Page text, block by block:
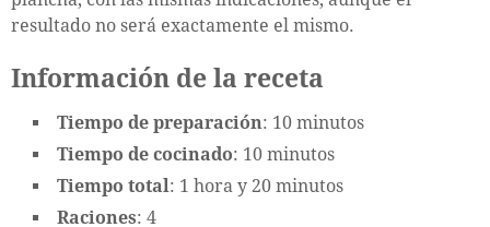
resultado no será exactamente el mismo.
Información de la receta
Tiempo de preparación: 10 minutos
Tiempo de cocinado: 10 minutos
Tiempo total : 1 hora y 20 minutos
Raciones: 4